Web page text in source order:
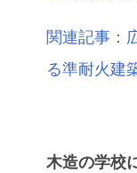
関連記事：
る準耐火建
木造の学校